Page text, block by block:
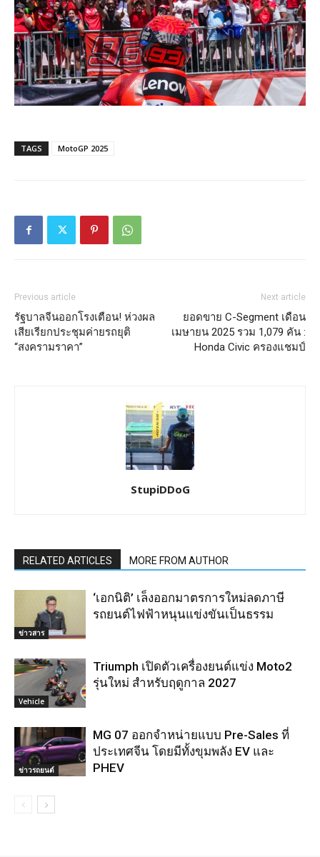
TAGS MotoGP 2025
Previous article
รัฐบาลจีนออกโรงเตือน! ห่วงผล
เสียเรียกประชุมค่ายรถยุติ
“สงครามราคา”
Next article
ยอดขาย C-Segment เดือน
เมษายน 2025 รวม 1,079 คัน :
Honda Civic ครองแชมป์
StupiDDoG
RELATED ARTICLES MORE FROM AUTHOR
ข่าวสาร
‘เอกนิติ’ เล็งออกมาตรการใหม่ลดภาษี
รถยนต์ไฟฟ้าหนุนแข่งขันเป็นธรรม
Vehicle
Triumph เปิดตัวเครื่องยนต์แข่ง Moto2
รุ่นใหม่ สำหรับฤดูกาล 2027
ข่าวรถยนต์
MG 07 ออกจำหน่ายแบบ Pre-Sales ที่
ประเทศจีน โดยมีทั้งขุมพลัง EV และ
PHEV